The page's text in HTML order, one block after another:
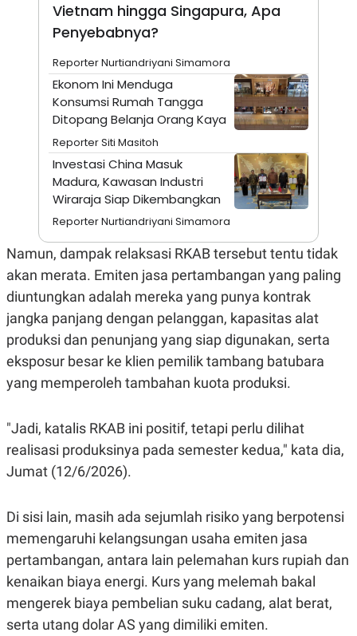
I
KANAL
P
U
S
T
T
A
I
M
A
E
K
O
A
N
T
L
I
S
JARINGAN
KP
Vietnam hingga Singapura, Apa
Penyebabnya?
Reporter Nurtiandriyani Simamora
Ekonom Ini Menduga
Konsumsi Rumah Tangga
Ditopang Belanja Orang Kaya
Reporter Siti Masitoh
Investasi China Masuk
Madura, Kawasan Industri
Wiraraja Siap Dikembangkan
Reporter Nurtiandriyani Simamora
Namun, dampak relaksasi RKAB tersebut tentu tidak
akan merata. Emiten jasa pertambangan yang paling
diuntungkan adalah mereka yang punya kontrak
jangka panjang dengan pelanggan, kapasitas alat
produksi dan penunjang yang siap digunakan, serta
eksposur besar ke klien pemilik tambang batubara
yang memperoleh tambahan kuota produksi.
"Jadi, katalis RKAB ini positif, tetapi perlu dilihat
realisasi produksinya pada semester kedua," kata dia,
Jumat (12/6/2026).
Di sisi lain, masih ada sejumlah risiko yang berpotensi
memengaruhi kelangsungan usaha emiten jasa
pertambangan, antara lain pelemahan kurs rupiah dan
kenaikan biaya energi. Kurs yang melemah bakal
mengerek biaya pembelian suku cadang, alat berat,
serta utang dolar AS yang dimiliki emiten.